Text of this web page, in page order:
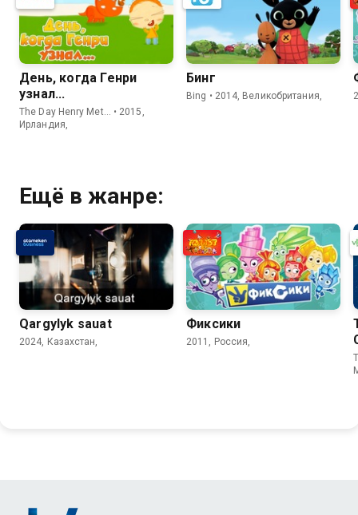
День, когда Генри
узнал...
The Day Henry Met… • 2015,
Ирландия,
Бинг
Bing • 2014, Великобритания,
Ещё в жанре:
Qargylyk sauat
2024, Казахстан,
Фиксики
2011, Россия,